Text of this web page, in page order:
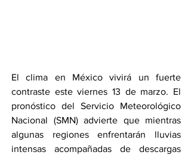
El clima en México vivirá un fuerte
contraste este viernes 13 de marzo. El
pronóstico del Servicio Meteorológico
Nacional (SMN) advierte que mientras
algunas regiones enfrentarán lluvias
intensas acompañadas de descargas